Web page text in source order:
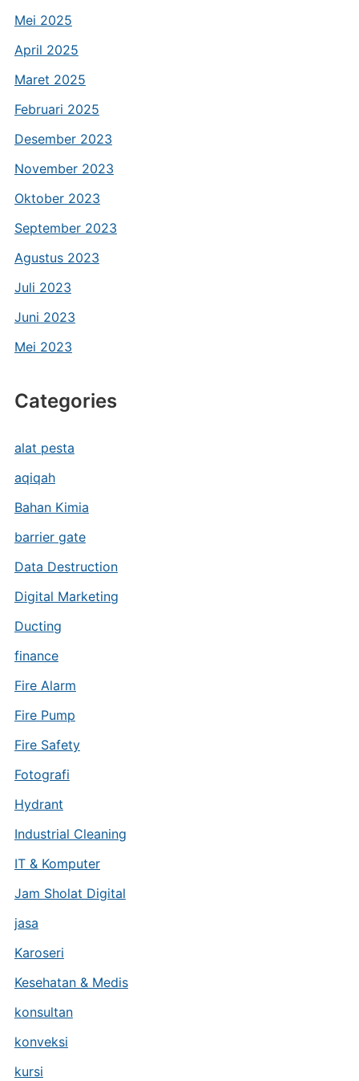
Mei 2025
April 2025
Maret 2025
Februari 2025
Desember 2023
November 2023
Oktober 2023
September 2023
Agustus 2023
Juli 2023
Juni 2023
Mei 2023
Categories
alat pesta
aqiqah
Bahan Kimia
barrier gate
Data Destruction
Digital Marketing
Ducting
finance
Fire Alarm
Fire Pump
Fire Safety
Fotografi
Hydrant
Industrial Cleaning
IT & Komputer
Jam Sholat Digital
jasa
Karoseri
Kesehatan & Medis
konsultan
konveksi
kursi